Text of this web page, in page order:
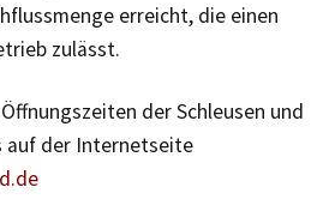
erreicht, die einen
zulässt.
der Schleusen und
auf der Internetseite